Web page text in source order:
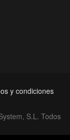
y condiciones
S.L. Todos